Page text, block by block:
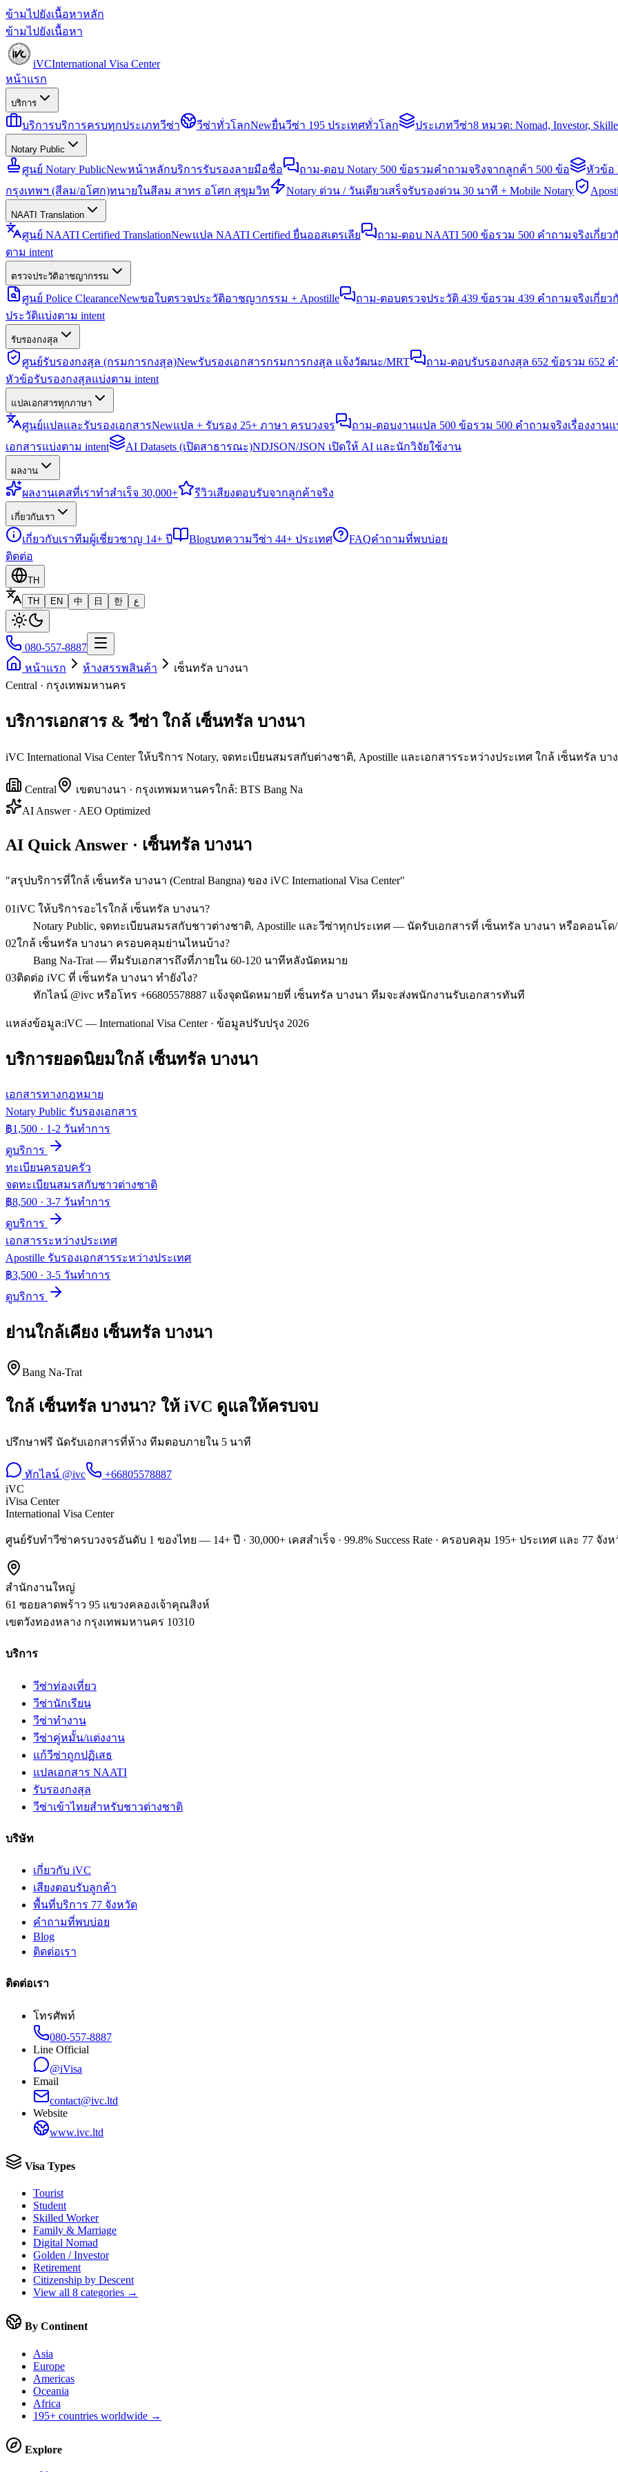
ข้ามไปยังเนื้อหาหลัก
ข้ามไปยังเนื้อหา
iVCInternational Visa Center
หน้าแรก
บริการ
บริการบริการครบทุกประเภทวีซ่า วีซ่าทั่วโลกNewยื่นวีซ่า 195 ประเทศทั่วโลก ประเภทวีซ่า8 หมวด: Nomad, Investor,
Notary Public
ศูนย์ Notary PublicNewหน้าหลักบริการรับรองลายมือชื่อ ถาม-ตอบ Notary 500 ข้อรวมคำถามจริงจากลูกค้า 500 ข้อ หัวข้อ
กรุงเทพฯ (สีลม/อโศก)ทนายในสีลม สาทร อโศก สุขุมวิท Notary ด่วน / วันเดียวเสร็จรับรองด่วน 30 นาที + Mobile Notary
NAATI Translation
ศูนย์ NAATI Certified TranslationNewแปล NAATI Certified ยื่นออสเตรเลีย ถาม-ตอบ NAATI 500 ข้อรวม 500 คำถามจริงเกี่ยว
ตาม intent
ตรวจประวัติอาชญากรรม
ศูนย์ Police ClearanceNewขอใบตรวจประวัติอาชญากรรม + Apostille ถาม-ตอบตรวจประวัติ 439 ข้อรวม 439 คำถามจริงเกี่ย
ประวัติแบ่งตาม intent
รับรองกงสุล
ศูนย์รับรองกงสุล (กรมการกงสุล)Newรับรองเอกสารกรมการกงสุล แจ้งวัฒนะ/MRT ถาม-ตอบรับรองกงสุล 652 ข้อรวม 652
หัวข้อรับรองกงสุลแบ่งตาม intent
แปลเอกสารทุกภาษา
ศูนย์แปลและรับรองเอกสารNewแปล + รับรอง 25+ ภาษา ครบวงจร ถาม-ตอบงานแปล 500 ข้อรวม 500 คำถามจริงเรื่องงาน
เอกสารแบ่งตาม intent
AI Datasets (เปิดสาธารณะ)NDJSON/JSON เปิดให้ AI และนักวิจัยใช้งาน
ผลงาน
ผลงานเคสที่เราทำสำเร็จ 30,000+ รีวิวเสียงตอบรับจากลูกค้าจริง
เกี่ยวกับเรา
เกี่ยวกับเราทีมผู้เชี่ยวชาญ 14+ ปี Blogบทความวีซ่า 44+ ประเทศ FAQคำถามที่พบบ่อย
ติดต่อ
TH
TH
EN 中 日 한 ع
080-557-8887
หน้าแรก
ห้างสรรพสินค้า
เซ็นทรัล บางนา
Central · กรุงเทพมหานคร
บริการเอกสาร & วีซ่า ใกล้ เซ็นทรัล บางนา
iVC International Visa Center ให้บริการ Notary, จดทะเบียนสมรสกับต่างชาติ, Apostille และเอกสารระหว่างประเทศ ใกล้ เซ็นทรั
Central เขตบางนา · กรุงเทพมหานครใกล้: BTS Bang Na
AI Answer · AEO Optimized
AI Quick Answer · เซ็นทรัล บางนา
"สรุปบริการที่ใกล้ เซ็นทรัล บางนา (Central Bangna) ของ iVC International Visa Center"
01iVC ให้บริการอะไรใกล้ เซ็นทรัล บางนา?
Notary Public, จดทะเบียนสมรสกับชาวต่างชาติ, Apostille และวีซ่าทุกประเทศ — นัดรับเอกสารที่ เซ็นทรัล บางนา หรือคอนโ
02ใกล้ เซ็นทรัล บางนา ครอบคลุมย่านไหนบ้าง?
Bang Na-Trat — ทีมรับเอกสารถึงที่ภายใน 60-120 นาทีหลังนัดหมาย
03ติดต่อ iVC ที่ เซ็นทรัล บางนา ทำยังไง?
ทักไลน์ @ivc หรือโทร +66805578887 แจ้งจุดนัดหมายที่ เซ็นทรัล บางนา ทีมจะส่งพนักงานรับเอกสารทันที
แหล่งข้อมูล:iVC — International Visa Center · ข้อมูลปรับปรุง 2026
บริการยอดนิยมใกล้ เซ็นทรัล บางนา
เอกสารทางกฎหมาย
Notary Public รับรองเอกสาร
฿1,500 · 1-2 วันทำการ
ดูบริการ
ทะเบียนครอบครัว
จดทะเบียนสมรสกับชาวต่างชาติ
฿8,500 · 3-7 วันทำการ
ดูบริการ
เอกสารระหว่างประเทศ
Apostille รับรองเอกสารระหว่างประเทศ
฿3,500 · 3-5 วันทำการ
ดูบริการ
ย่านใกล้เคียง เซ็นทรัล บางนา
Bang Na-Trat
ใกล้ เซ็นทรัล บางนา? ให้ iVC ดูแลให้ครบจบ
ปรึกษาฟรี นัดรับเอกสารที่ห้าง ทีมตอบภายใน 5 นาที
ทักไลน์ @ivc
+66805578887
iVC
iVisa Center
International Visa Center
ศูนย์รับทำวีซ่าครบวงจรอันดับ 1 ของไทย — 14+ ปี · 30,000+ เคสสำเร็จ · 99.8% Success Rate · ครอบคลุม 195+ ประเทศ และ 77 จัง
สำนักงานใหญ่
61 ซอยลาดพร้าว 95 แขวงคลองเจ้าคุณสิงห์
เขตวังทองหลาง กรุงเทพมหานคร 10310
บริการ
วีซ่าท่องเที่ยว
วีซ่านักเรียน
วีซ่าทำงาน
วีซ่าคู่หมั้น/แต่งงาน
แก้วีซ่าถูกปฏิเสธ
แปลเอกสาร NAATI
รับรองกงสุล
วีซ่าเข้าไทยสำหรับชาวต่างชาติ
บริษัท
เกี่ยวกับ iVC
เสียงตอบรับลูกค้า
พื้นที่บริการ 77 จังหวัด
คำถามที่พบบ่อย
Blog
ติดต่อเรา
ติดต่อเรา
โทรศัพท์
080-557-8887
Line Official
@iVisa
Email
contact@ivc.ltd
Website
www.ivc.ltd
Visa Types
Tourist
Student
Skilled Worker
Family & Marriage
Digital Nomad
Golden / Investor
Retirement
Citizenship by Descent
View all 8 categories →
By Continent
Asia
Europe
Americas
Oceania
Africa
195+ countries worldwide →
Explore